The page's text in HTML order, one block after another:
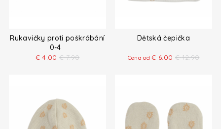
Rukavičky proti poškrábání
0-4
€ 4.00 € 7.90
Dětská čepička
Cena od€ 6.00 € 12.90